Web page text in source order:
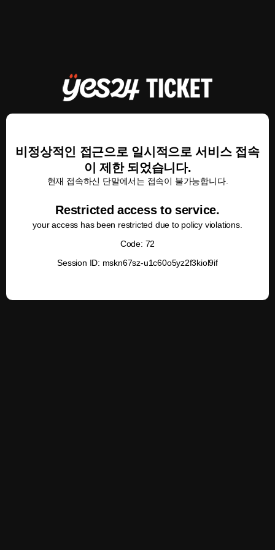
비정상적인 접근으로 일시적으로 서비스 접속
이 제한 되었습니다.
현재 접속하신 단말에서는 접속이 불가능합니다.
Restricted access to service.
your access has been restricted due to policy violations.
Code: 72
Session ID: mskn67sz-u1c60o5yz2f3kiol9if